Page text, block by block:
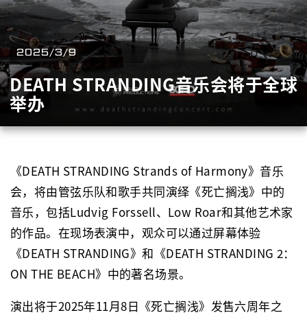
2025/3/9
DEATH STRANDING音乐会将于全球
举办
《DEATH STRANDING Strands of Harmony》音乐
会，将由管弦乐队和歌手共同演绎《死亡搁浅》中的
音乐，包括Ludvig Forssell、 Low Roar和其他艺术家
的作品。在现场表演中，观众可以通过屏幕体验
《DEATH STRANDING》和《DEATH STRANDING 2：
ON THE BEACH》中的著名场景。
演出将于2025年11月8日《死亡搁浅》发售六周年之